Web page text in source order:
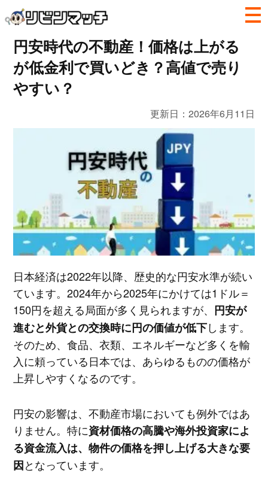
円安時代の不動産！価格は上がる
が低金利で買いどき？高値で売り
やすい？
更新日：2026年6月11日
日本経済は2022年以降、歴史的な円安水準が続い
ています。2024年から2025年にかけては1ドル＝
150円を超える局面が多く見られますが、 円安が
進むと外貨との交換時に円の価値が低下します。
そのため、食品、衣類、エネルギーなど多くを輸
入に頼っている日本では、あらゆるものの価格が
上昇しやすくなるのです。
円安の影響は、不動産市場においても例外ではあ
りません。特に資材価格の高騰や海外投資家によ
る資金流入は、物件の価格を押し上げる大きな要
因となっています。